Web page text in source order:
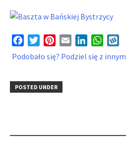
FacebookTwitterPinterest
Email LinkedIn
Podobało się? Podziel się z
POSTED UNDER